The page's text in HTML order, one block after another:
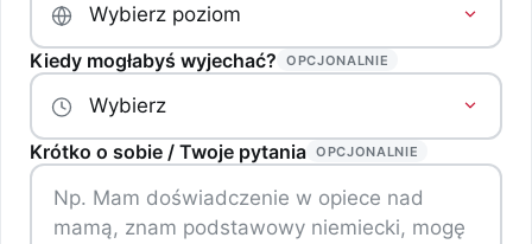
Kiedy mogłabyś wyjechać? OPCJONALNIE
Krótko o sobie / Twoje pytania OPCJONALNIE